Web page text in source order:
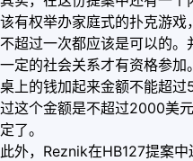
该有权举办家庭式的扑克游
不超过一次都应该是可以的
一定的社会关系才有资格参
桌上的钱加起来金额不能超
过这个金额是不超过2000美
定了。
此外，Reznik在HB127提案